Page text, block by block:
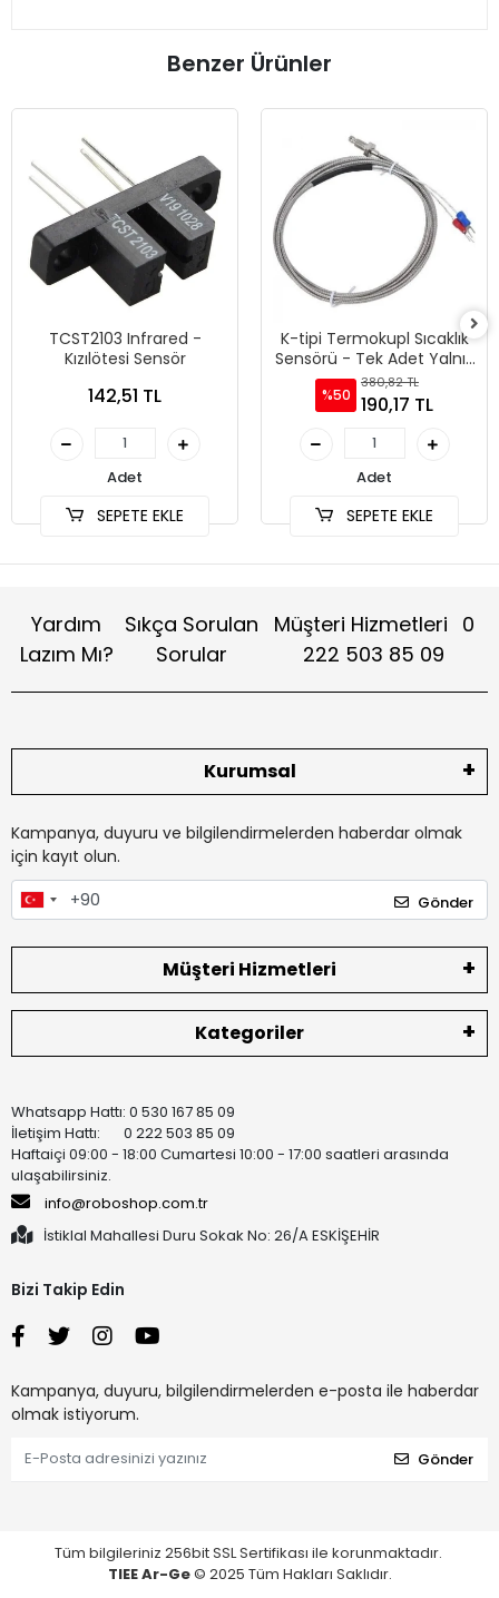
Benzer Ürünler
TCST2103 Infrared -
Kızılötesi Sensör
142,51 TL
Adet
SEPETE EKLE
K-tipi Termokupl Sıcaklık
Sensörü - Tek Adet Yalnız
Sensör
%50
380,82 TL
190,17 TL
Adet
SEPETE EKLE
Yardım
Lazım Mı?
Sıkça Sorulan
Sorular
Müşteri Hizmetleri 0
222 503 85 09
Kurumsal
Kampanya, duyuru ve bilgilendirmelerden haberdar olmak
için kayıt olun.
Gönder
Müşteri Hizmetleri
Kategoriler
Whatsapp Hattı: 0 530 167 85 09
İletişim Hattı: 0 222 503 85 09
Haftaiçi 09:00 - 18:00 Cumartesi 10:00 - 17:00 saatleri arasında
ulaşabilirsiniz.
info@roboshop.com.tr
İstiklal Mahallesi Duru Sokak No: 26/A ESKİŞEHİR
Bizi Takip Edin
Kampanya, duyuru, bilgilendirmelerden e-posta ile haberdar
olmak istiyorum.
Gönder
Tüm bilgileriniz 256bit SSL Sertifikası ile korunmaktadır.
TIEE Ar-Ge© 2025 Tüm Hakları Saklıdır.